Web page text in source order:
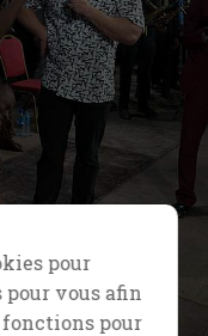
pour
vous afin
pour